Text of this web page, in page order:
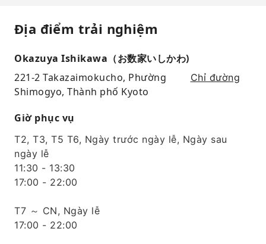
Địa điểm trải nghiệm
Okazuya Ishikawa（お数家いしかわ)
221-2 Takazaimokucho, Phường
Shimogyo, Thành phố Kyoto
Chỉ đường
Giờ phục vụ
T2, T3, T5 T6, Ngày trước ngày lễ, Ngày sau
ngày lễ
11:30 - 13:30
17:00 - 22:00
T7 ～ CN, Ngày lễ
17:00 - 22:00